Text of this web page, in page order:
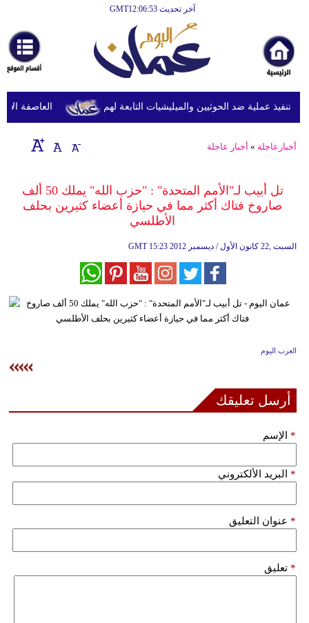
آخر تحديث GMT12:06:53
أخبارعاجلة
رياضة
ثقافة
إقتصاد
وموسيقى
سياحة
مرأة
بيئة
مدوَّنات
العاصفة عملية ضد الحوثيين والميليشيات التابعة لهم
أخبارعاجلة » أخبار عاجلة
تل أبيب لـ"الأمم المتحدة" : "حزب الله" يملك 50 ألف
صاروخ فتاك أكثر مما في حيازة أعضاء كثيرين بحلف
الأطلسي
GMT 15:23 2012 السبت ,22 كانون الأول / ديسمبر
العرب اليوم
أرسل تعليقك
الإسم *
البريد الألكتروني *
عنوان التعليق *
تعليق *